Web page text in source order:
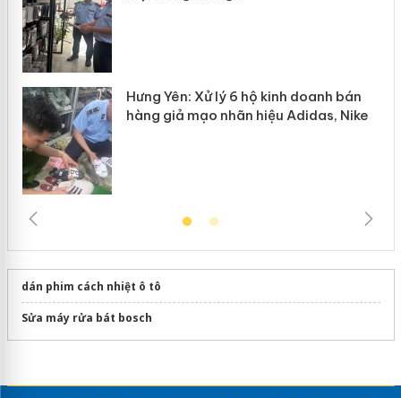
Hưng Yên: Xử lý 6 hộ kinh doanh bán
hàng giả mạo nhãn hiệu Adidas, Nike
dán phim cách nhiệt ô tô
Sửa máy rửa bát bosch